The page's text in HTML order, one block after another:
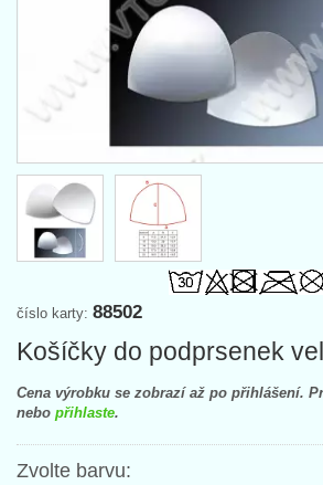
číslo karty: 88502
Košíčky do podprsenek
Cena výrobku se zobrazí až po přihlášení.
nebo přihlaste.
Zvolte barvu: